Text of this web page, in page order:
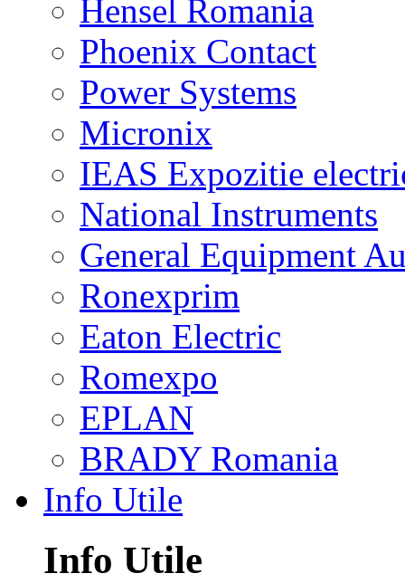
Hensel Romania
Phoenix Contact
Power Systems
Micronix
IEAS Expozitie
National Instruments
General Equipment
Ronexprim
Eaton Electric
Romexpo
EPLAN
BRADY Romania
Info Utile
Info Utile